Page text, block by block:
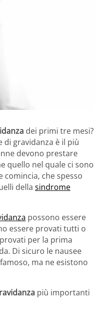
dei primi tre mesi?
gravidanza è il più
devono prestare
quello nel quale ci sono
comincia, che spesso
della sindrome
possono essere
essere provati tutti o
per la prima
Di sicuro le nausee
ma ne esistono
più importanti